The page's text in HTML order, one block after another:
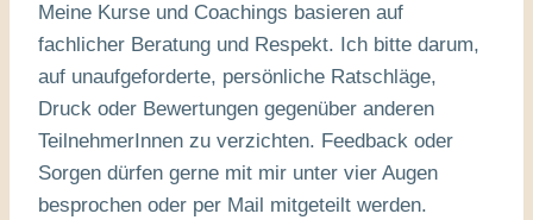
Meine Kurse und Coachings basieren auf
fachlicher Beratung und Respekt. Ich bitte darum,
auf unaufgeforderte, persönliche Ratschläge,
Druck oder Bewertungen gegenüber anderen
TeilnehmerInnen zu verzichten. Feedback oder
Sorgen dürfen gerne mit mir unter vier Augen
besprochen oder per Mail mitgeteilt werden.